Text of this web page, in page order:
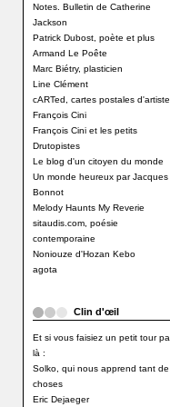
Notes. Bulletin de Catherine
Jackson
Patrick Dubost, poète et plus
Armand Le Poête
Marc Biétry, plasticien
Line Clément
cARTed, cartes postales
François Cini
François Cini et les petits
Drutopistes
Le blog d'un citoyen du monde
Un monde heureux par Jacques
Bonnot
Melody Haunts My Reverie
sitaudis.com, poésie
contemporaine
Noniouze d'Hozan Kebo
agota
Clin d'œil
Et si vous faisiez un petit tour
là :
Solko, qui nous apprend tant de
choses
Eric Dejaeger